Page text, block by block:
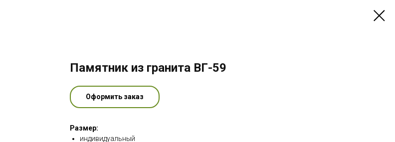
Памятник из гранита ВГ-59
Оформить заказ
Размер:
индивидуальный